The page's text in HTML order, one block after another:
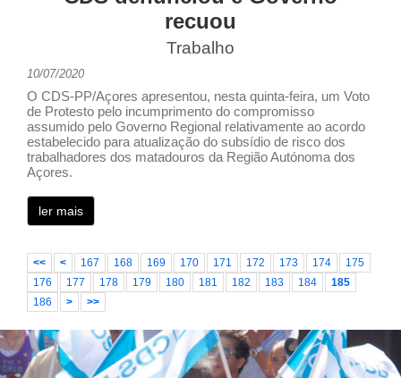
recuou
Trabalho
10/07/2020
O CDS-PP/Açores apresentou, nesta quinta-feira, um Voto
de Protesto pelo incumprimento do compromisso
assumido pelo Governo Regional relativamente ao acordo
estabelecido para atualização do subsídio de risco dos
trabalhadores dos matadouros da Região Autónoma dos
Açores.
ler mais
<< < 167 168 169 170 171 172 173 174
175
176
177 178 179 180 181 182 183 184
185
186
> >>